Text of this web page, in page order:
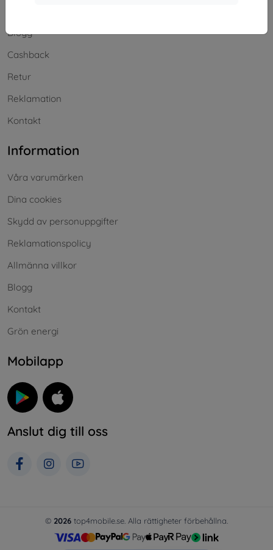
Blogg
Cashback
Retur
Reklamation
Kontakt
Information
Våra varumärken
Dina cookies
Skydd av personuppgifter
Reklamationspolicy
Allmänna villkor
Blogg
Kontakt
Grön energi
Mobilapp
Anslut dig till oss
© 2026 top4mobile.se. Alla rättigheter förbehållna.